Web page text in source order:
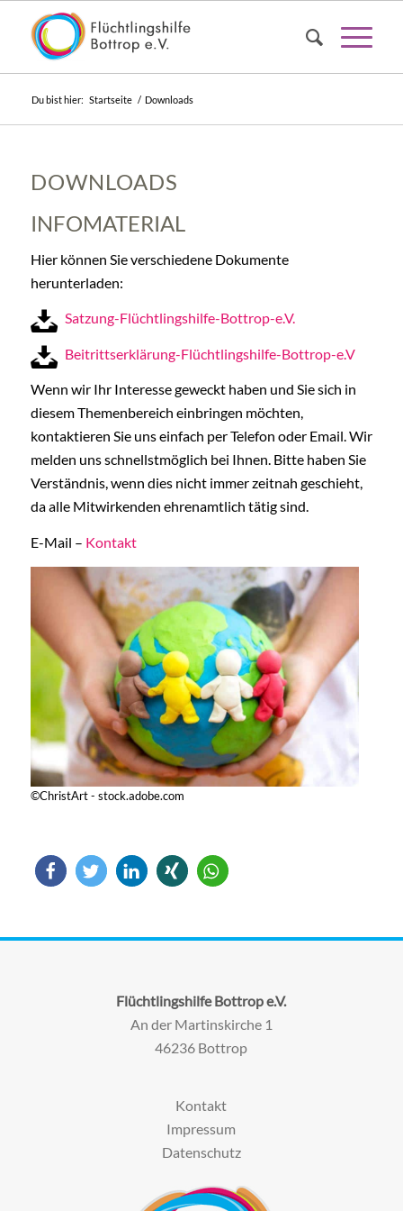
Du bist hier: Startseite / Downloads
DOWNLOADS
INFOMATERIAL
Hier können Sie verschiedene Dokumente
herunterladen:
Satzung-Flüchtlingshilfe-Bottrop-e.V.
Beitrittserklärung-Flüchtlingshilfe-Bottrop-e.V
Wenn wir Ihr Interesse geweckt haben und Sie sich in
diesem Themenbereich einbringen möchten,
kontaktieren Sie uns einfach per Telefon oder Email. Wir
melden uns schnellstmöglich bei Ihnen. Bitte haben Sie
Verständnis, wenn dies nicht immer zeitnah geschieht,
da alle Mitwirkenden ehrenamtlich tätig sind.
E-Mail – Kontakt
©ChristArt - stock.adobe.com
Flüchtlingshilfe Bottrop e.V.
An der Martinskirche 1
46236 Bottrop
Kontakt
Impressum
Datenschutz